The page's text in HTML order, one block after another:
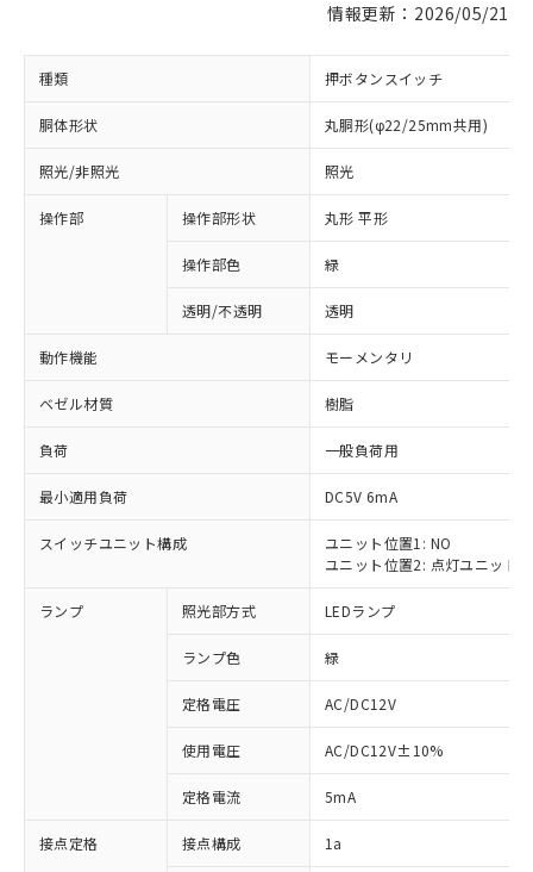
情報更新：2026/05/21
種類 押ボタンスイッチ
胴体形状 丸胴形(φ22/25mm共用)
照光/非照光 照光
操作部 操作部形状 丸形 平形
操作部色 緑
透明/不透明 透明
動作機能 モーメンタリ
ベゼル材質 樹脂
負荷 一般負荷用
最小適用負荷 DC5V 6mA
スイッチユニット構成
ユニット位置1: NO
ユニット位置2: 点灯ユニット
ランプ 照光部方式 LEDランプ
ランプ色 緑
定格電圧 AC/DC12V
使用電圧 AC/DC12V±10%
定格電流 5mA
接点定格 接点構成 1a
※1 対応状況
対応済み：EU RoHS指令（10物質）の
非含有に対応した製品が提供可能な商品で